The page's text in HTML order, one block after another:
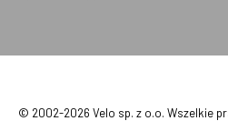
© 2002-2026 Velo sp. z o.o. Wszelkie